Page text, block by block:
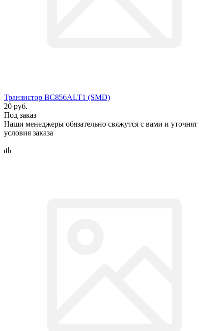
Транзистор BC856ALT1 (SMD)
20 руб.
Под заказ
Наши менеджеры обязательно свяжутся с вами и уточнят
условия заказа